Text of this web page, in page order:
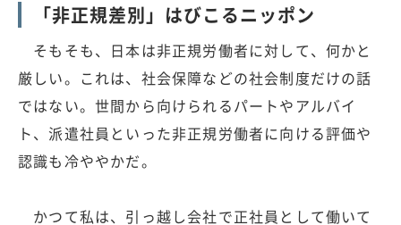
「非正規差別」はびこるニッポン
そもそも、日本は非正規労働者に対して、何かと
厳しい。これは、社会保障などの社会制度だけの話
ではない。世間から向けられるパートやアルバイ
ト、派遣社員といった非正規労働者に向ける評価や
認識も冷ややかだ。
かつて私は、引っ越し会社で正社員として働いて